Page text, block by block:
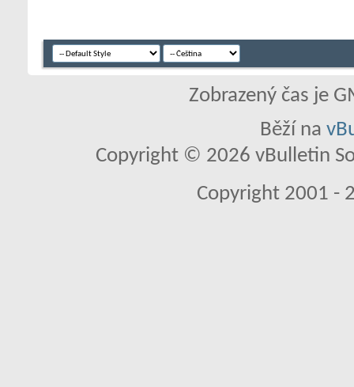
Zobrazený čas je
Běží na
Copyright © 2026 vBulletin
Copyright 2001 -